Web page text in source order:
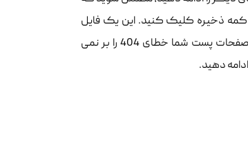
ذخیره کلیک کنید. این یک فایل
htaccess جدید با قوانین بازنویسی مناسب برای شما ایجاد می کند تا اطمینان حاصل شود که صفحات پست شما خطای 404 را بر نمی